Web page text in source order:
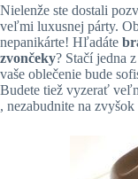
Nielenže ste dostali
veľmi luxusnej párty.
nepanikárte! Hľadáte
zvončeky? Stačí jedna
vaše oblečenie bude
Budete tiež vyzerať
, nezabudnite na